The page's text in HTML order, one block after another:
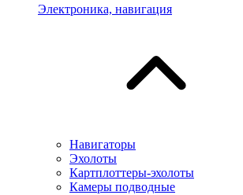
Электроника, навигация
Навигаторы
Эхолоты
Картплоттеры-эхолоты
Камеры подводные